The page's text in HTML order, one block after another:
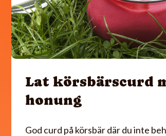
Lat körsbärscurd
honung
God curd på körsbär där du inte